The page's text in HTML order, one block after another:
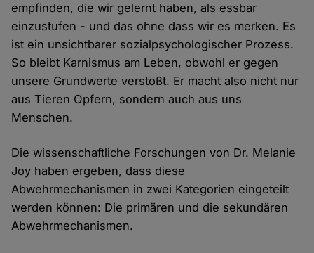
empfinden, die wir gelernt haben, als essbar
einzustufen - und das ohne dass wir es merken. Es
ist ein unsichtbarer sozialpsychologischer Prozess.
So bleibt Karnismus am Leben, obwohl er gegen
unsere Grundwerte verstößt. Er macht also nicht nur
aus Tieren Opfern, sondern auch aus uns
Menschen.
Die wissenschaftliche Forschungen von Dr. Melanie
Joy haben ergeben, dass diese
Abwehrmechanismen in zwei Kategorien eingeteilt
werden können: Die primären und die sekundären
Abwehrmechanismen.